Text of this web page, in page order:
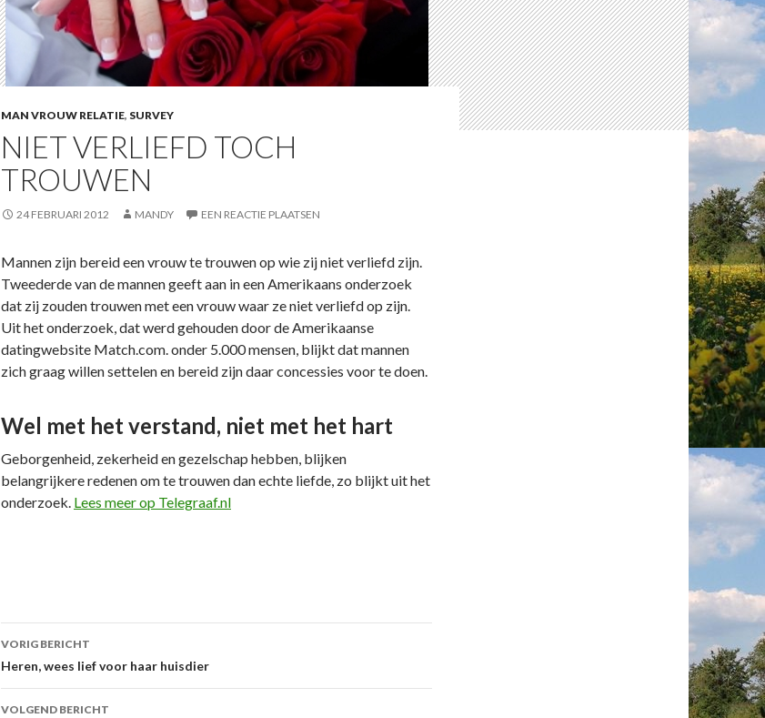
MAN VROUW RELATIE, SURVEY
NIET VERLIEFD TOCH
TROUWEN
24 FEBRUARI 2012 MANDY EEN REACTIE PLAATSEN
Mannen zijn bereid een vrouw te trouwen op wie zij niet verliefd zijn.
Tweederde van de mannen geeft aan in een Amerikaans onderzoek
dat zij zouden trouwen met een vrouw waar ze niet verliefd op zijn.
Uit het onderzoek, dat werd gehouden door de Amerikaanse
datingwebsite Match.com. onder 5.000 mensen, blijkt dat mannen
zich graag willen settelen en bereid zijn daar concessies voor te doen.
Wel met het verstand, niet met het hart
Geborgenheid, zekerheid en gezelschap hebben, blijken
belangrijkere redenen om te trouwen dan echte liefde, zo blijkt uit het
onderzoek. Lees meer op Telegraaf.nl
Berichtnavigatie
VORIG BERICHT
Heren, wees lief voor haar huisdier
VOLGEND BERICHT